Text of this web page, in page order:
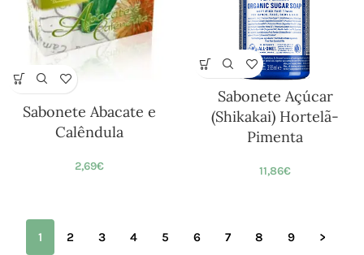
Sabonete Abacate e
Calêndula
2,69€
Sabonete Açúcar
(Shikakai) Hortelã-
Pimenta
11,86€
1 2 3 4 5 6 7 8 9 >